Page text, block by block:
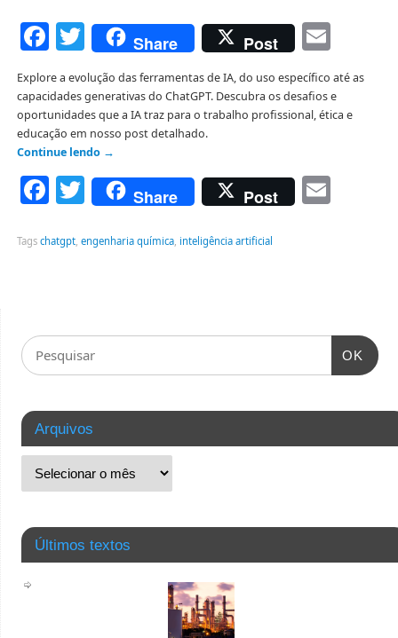
Facebook
Twitter
Share Post
Explore a evolução das ferramentas de IA, do uso específico até as
capacidades generativas do ChatGPT. Descubra os desafios e
oportunidades que a IA traz para o trabalho profissional, ética e
educação em nosso post detalhado.
Continue lendo →
Facebook
Twitter
Share Post
Tags chatgpt, engenharia química, inteligência artificial
OK
Arquivos
Últimos textos